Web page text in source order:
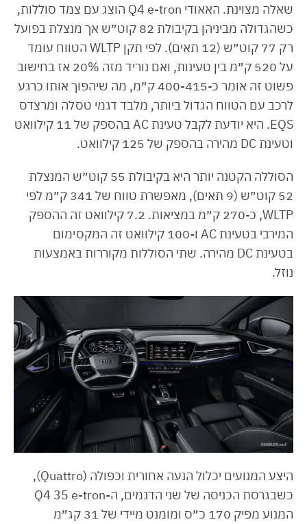
שאלה מצוינת. האאודי Q4 e-tron הוצג עם צמד סוללות,
כשהגדולה מביניהן בקיבולת 82 קוט״ש אך מנצלת בפועל
רק 77 קוט״ש (12 תאים). לפי תקן WLTP הטווח עומד
על 520 ק״מ בין טעינות, ואם נוריד מזה 20% אז בחישוב
פשוט זה אומר כ-400-415 ק״מ, מה שיהפוך אותו כרגע
לרכב עם הטווח הגדול ביותר, מלבד דגמי טסלה ומרצדס
EQS. היא יודעת לקבל טעינת AC בהספק של 11 קילוואט
וטעינת DC מהירה בהספק של 125 קילוואט.
הסוללה הקטנה יותר היא בקיבולת 55 קוט״ש המנצלת
52 קוט״ש (9 תאים), מאפשרת טווח של 341 ק״מ לפי
WLTP, כ-270 ק״מ במציאות. 7.2 קילוואט זה ההספק
המירבי בטעינת AC ו-100 קילוואט זה המקסימום
בטעינת DC מהירה. שתי הסוללות מקוררות באמצעות
נוזל.
היצע המנועים יכלול הנעה אחורית וכפולה (Quattro),
כשבגרסת הכניסה של שני הדגמים, ה-Q4 35 e-tron
המנוע מפיק 170 כ״ס ומומנט מיידי של 31 קג״מ